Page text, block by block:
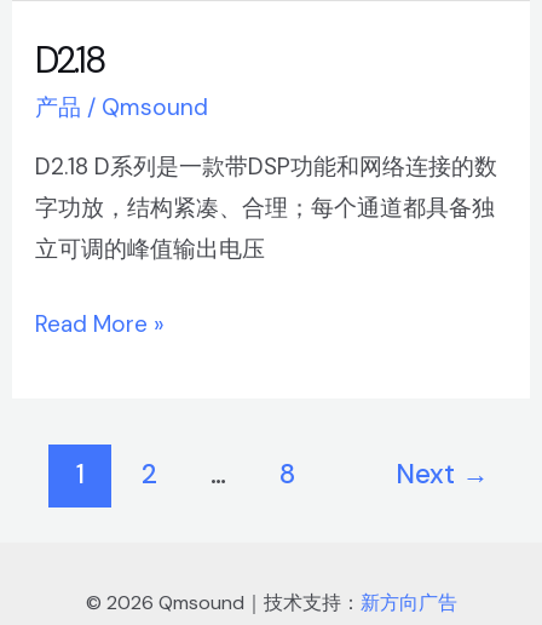
D2.18
产品 / Qmsound
D2.18 D系列是一款带DSP功能和网络连接的数
字功放，结构紧凑、合理；每个通道都具备独
立可调的峰值输出电压
D2.18
Read More »
1 2 … 8 Next →
© 2026 Qmsound｜技术支持： 新方向广告